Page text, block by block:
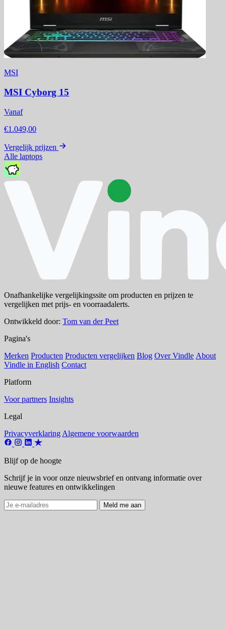
MSI
MSI Cyborg 15
Vanaf
€1.049,00
Vergelijk prijzen
Alle laptops
Onafhankelijke vergelijkingssite om producten en prijzen te
vergelijken met prijs- en voorraadalerts.
Ontwikkeld door: Tom van der Peet
Pagina's
Merken Producten Producten vergelijken Blog Over Vindle About
Vindle in English Contact
Platform
Voor partners Insights
Legal
Privacyverklaring Algemene voorwaarden
Blijf op de hoogte
Schrijf je in voor onze nieuwsbrief en ontvang informatie over
nieuwe features en ontwikkelingen
Meld me aan